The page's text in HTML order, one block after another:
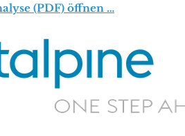
(PDF) öffnen …